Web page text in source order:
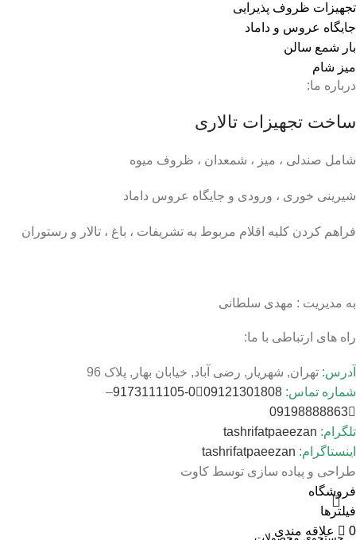
تجهیزات ظروف پذیرایی
جایگاه عروس و داماد
بار شمع سالن
میز شام
درباره ما:
ساخت تجهیزات تالاری
شامل صندلی ، میز ، شمعدان ، ظروف میوه
شیرینی خوری ، ورودی و جایگاه عروس داماد
فراهم کردن کلیه اقلام مربوط به تشریفات ، باغ ، تالار و رستوران
به مدیریت : مهدی سلطانی
راه های ارتباطی با ما:
آدرس: تهران, شهریار, رضی آباد, خیابان بهار, پلاک 96
شماره تماس: 09121301808
0-9173111105
–
09198888863
تلگرام: tashrifatpaeezan
اینستاگرام: tashrifatpaeezan
طراحی و پیاده سازی توسط کاوت
فروشگاه
فیلترها
0
علاقه مندی